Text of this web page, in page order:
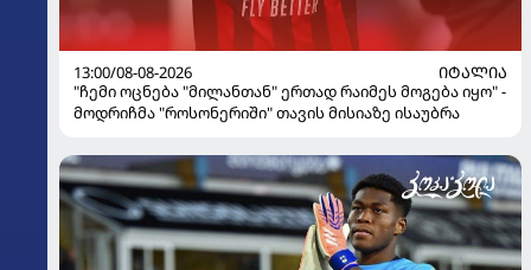
13:00/08-08-2026
ᲘᲢᲐᲚᲘᲐ
"ჩემი ოცნება "მილანთან" ერთად რაიმეს მოგება იყო" -
მოდრიჩმა "როსონერიში" თავის მისიაზე ისაუბრა